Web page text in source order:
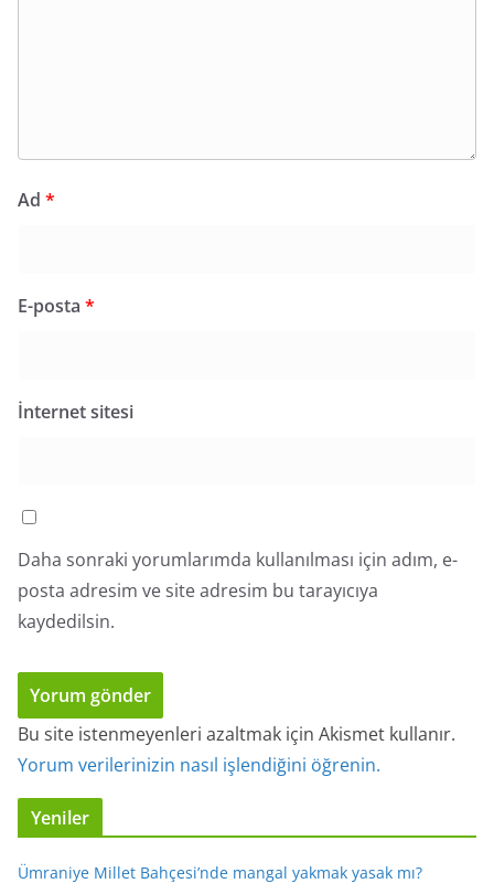
Ad *
E-posta *
İnternet sitesi
Daha sonraki yorumlarımda kullanılması için adım, e-
posta adresim ve site adresim bu tarayıcıya
kaydedilsin.
Bu site istenmeyenleri azaltmak için Akismet kullanır.
Yorum verilerinizin nasıl işlendiğini öğrenin.
Yeniler
Ümraniye Millet Bahçesi’nde mangal yakmak yasak mı?